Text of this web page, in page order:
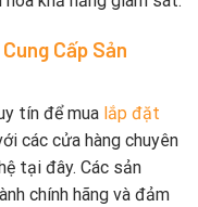
Cấp Sản
tín để mua lắp đặt
các cửa hàng chuyên
tại đây. Các sản
chính hãng và đảm